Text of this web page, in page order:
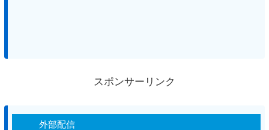
スポンサーリンク
外部配信